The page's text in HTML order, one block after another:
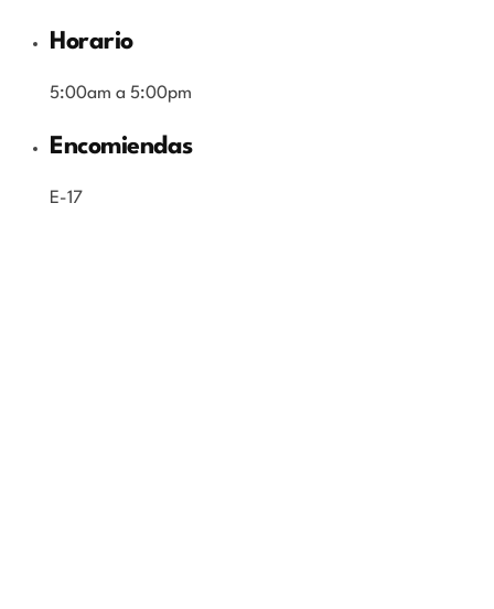
Horario
5:00am a 5:00pm
Encomiendas
E-17